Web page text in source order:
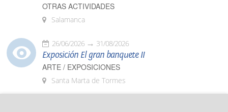
OTRAS ACTIVIDADES
Salamanca
26/06/2026 31/08/2026
Exposición El gran banquete II
ARTE / EXPOSICIONES
Santa Marta de Tormes